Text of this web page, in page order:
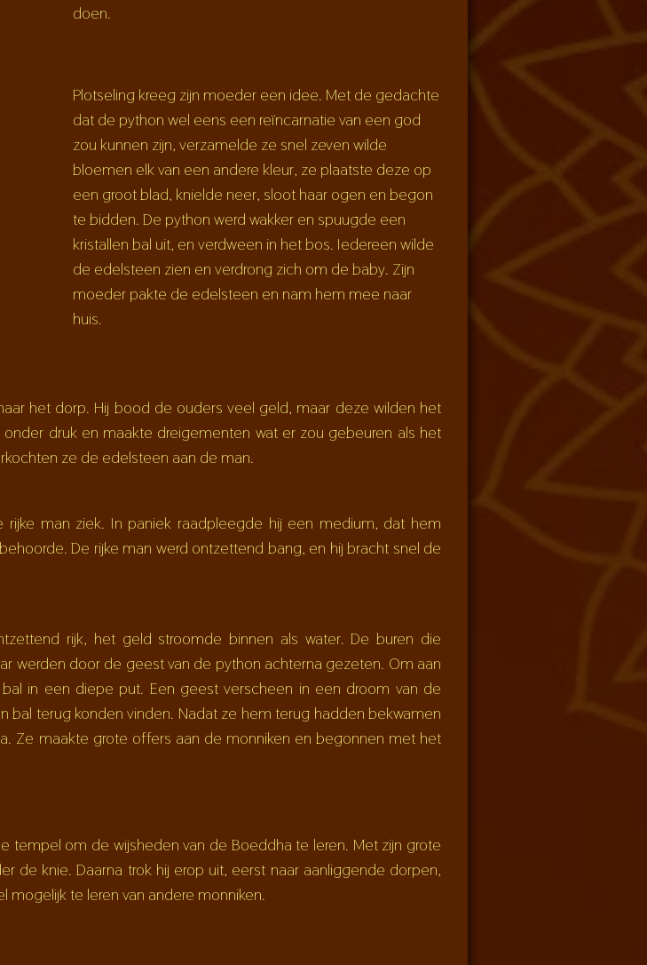
doen.
Plotseling kreeg zijn moeder een idee. Met de gedachte
dat de python wel eens een reïncarnatie van een god
zou kunnen zijn, verzamelde ze snel zeven wilde
bloemen elk van een andere kleur, ze plaatste deze op
een groot blad, knielde neer, sloot haar ogen en begon
te bidden. De python werd wakker en spuugde een
kristallen bal uit, en verdween in het bos. Iedereen wilde
de edelsteen zien en verdrong zich om de baby. Zijn
moeder pakte de edelsteen en nam hem mee naar
huis.
het dorp. Hij bood de ouders veel geld, maar deze wilden het
druk en maakte dreigementen wat er zou gebeuren als het
ze de edelsteen aan de man.
man ziek. In paniek raadpleegde hij een medium, dat hem
De rijke man werd ontzettend bang, en hij bracht snel de
rijk, het geld stroomde binnen als water. De buren die
werden door de geest van de python achterna gezeten. Om aan
in een diepe put. Een geest verscheen in een droom van de
bal terug konden vinden. Nadat ze hem terug hadden bekwamen
Ze maakte grote offers aan de monniken en begonnen met het
tempel om de wijsheden van de Boeddha te leren. Met zijn grote
de knie. Daarna trok hij erop uit, eerst naar aanliggende dorpen,
te leren van andere monniken.